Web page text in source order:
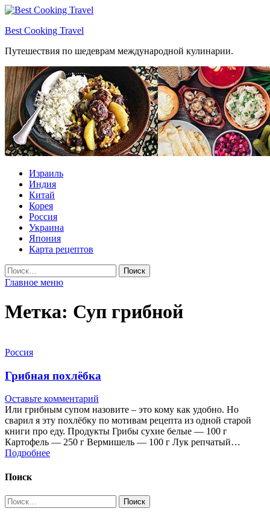
Перейти
содержимому
Best Cooking Travel
Путешествия по шедеврам международной кулинарии.
Израиль
Индия
Китай
Корея
Россия
Украина
Япония
Карта рецептов
Найти:
Главное меню
Метка: Суп грибной
Россия
Грибная похлёбка
Оставьте комментарий
Или грибным супом назовите – это кому как удобно. Но
сварил я эту похлёбку по мотивам рецепта из одной старой
книги про еду. Продукты Грибы сухие белые — 100 г
Картофель — 250 г Вермишель — 100 г Лук репчатый…
Подробнее
Поиск
Найти: